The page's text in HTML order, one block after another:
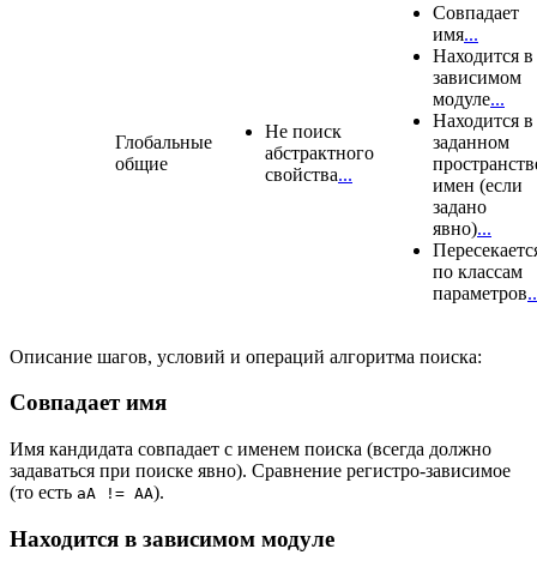
Глобальные
общие
Не поиск
абстрактного
свойства...
Совпадает
имя...
Находится в
зависимом
модуле...
Находится в
заданном
имен (если
задано
явно)...
по классам
параметров
Описание шагов, условий и операций алгоритма поиска:
Совпадает имя
Имя кандидата совпадает с именем поиска (всегда должно
задаваться при поиске явно). Сравнение регистро-зависимое
(то есть aA != AA).
Находится в зависимом модуле